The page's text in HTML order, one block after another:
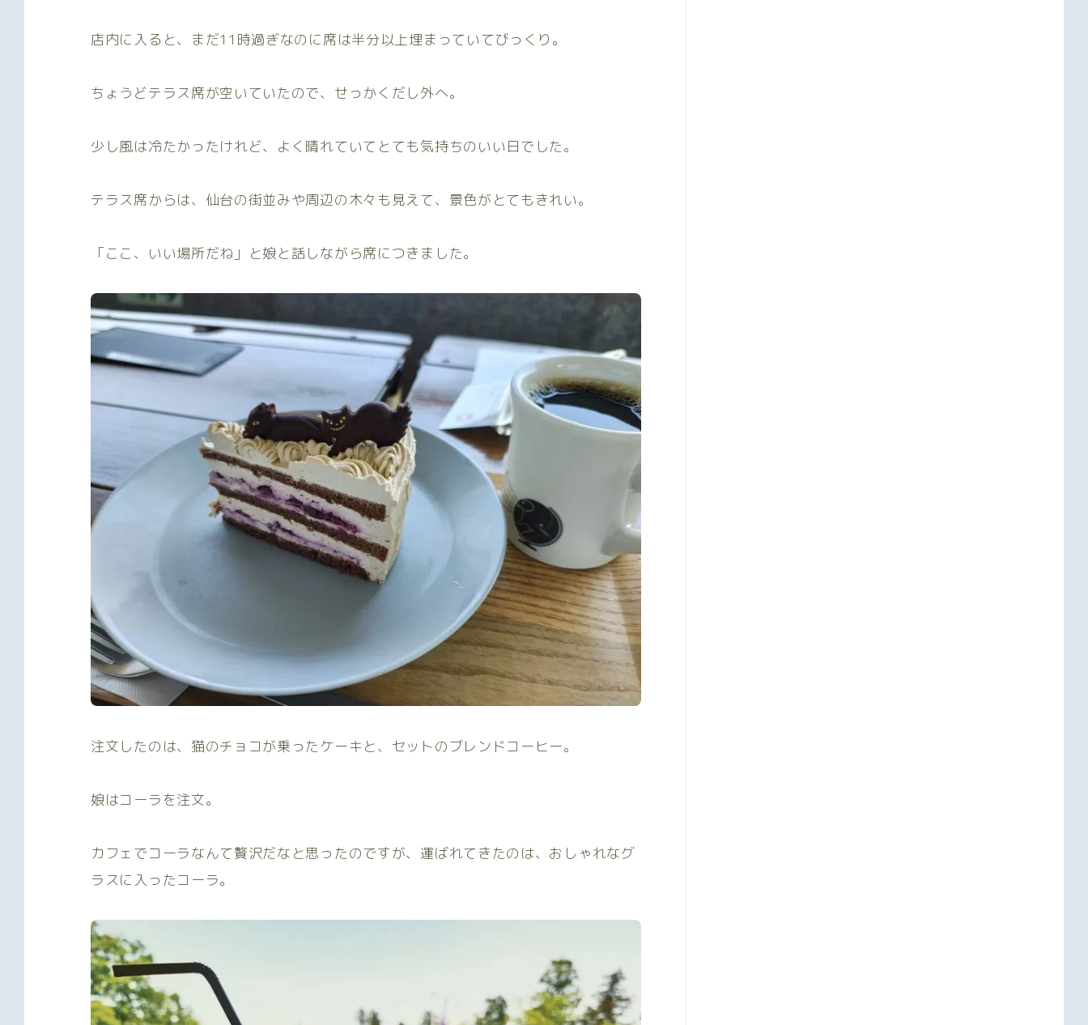
店内に入ると、まだ11時過ぎなのに席は半分以上埋まっていてびっくり。
ちょうどテラス席が空いていたので、せっかくだし外へ。
少し風は冷たかったけれど、よく晴れていてとても気持ちのいい日でした。
テラス席からは、仙台の街並みや周辺の木々も見えて、景色がとてもきれい。
「ここ、いい場所だね」と娘と話しながら席につきました。
注文したのは、猫のチョコが乗ったケーキと、セットのブレンドコーヒー。
娘はコーラを注文。
カフェでコーラなんて贅沢だなと思ったのですが、運ばれてきたのは、おしゃれなグ
ラスに入ったコーラ。